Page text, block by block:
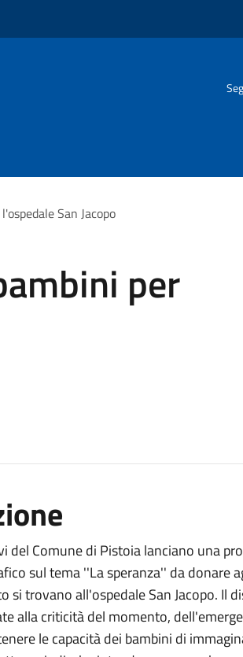
San Jacopo
per
del Comune di Pistoia lanciano una
sul tema ''La speranza'' da donare
si trovano all'ospedale San Jacopo. Il
alla criticità del momento,
le capacità dei bambini di